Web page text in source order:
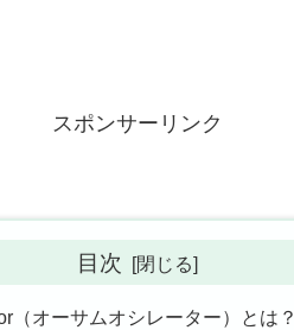
スポンサーリンク
目次
（オーサムオシレーター）とは？